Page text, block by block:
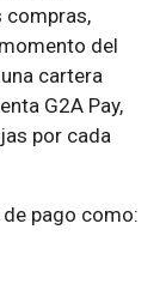
compras,
del
una cartera
G2A Pay,
por cada
pago como: